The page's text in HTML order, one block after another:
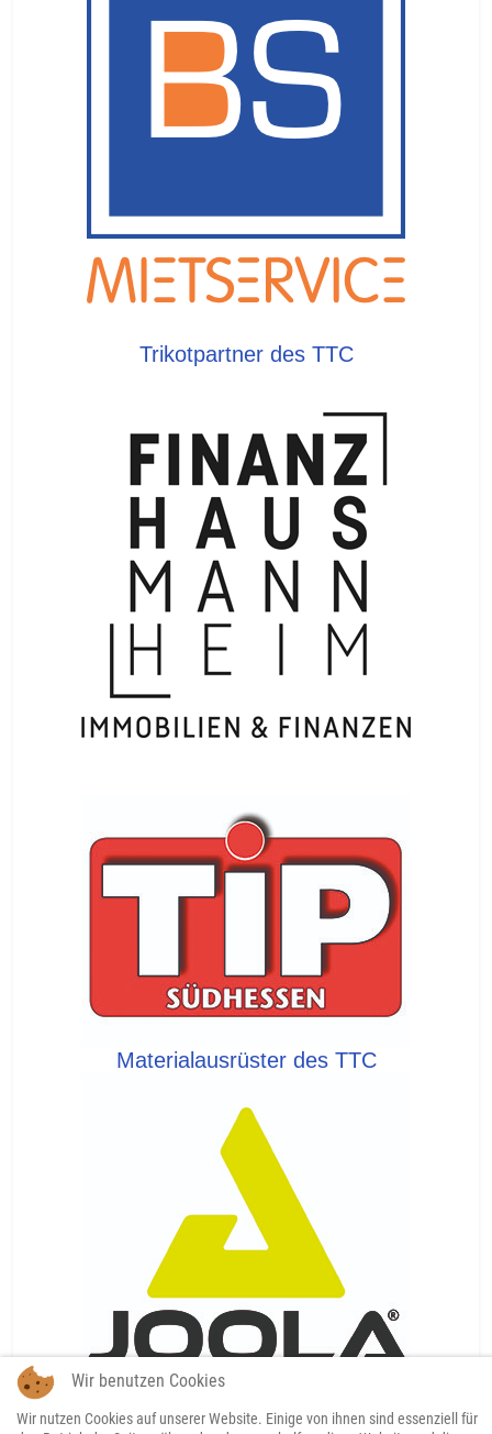
Trikotpartner des TTC
Materialausrüster des TTC
Wir benutzen Cookies
Wir nutzen Cookies auf unserer Website. Einige von ihnen sind essenziell für